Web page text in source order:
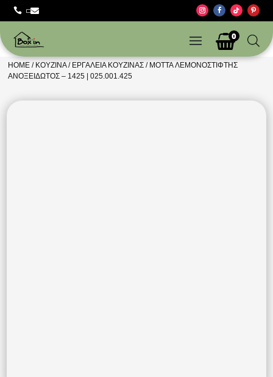
 
0
HOME / ΚΟΥΖΊΝΑ/ ΕΡΓΑΛΕΊΑ ΚΟΥΖΊΝΑΣ / MOTTA ΛΕΜΟΝΟΣΤΙΦΤΗΣ
ΑΝΟΞΕΙΔΩΤΟΣ – 1425 | 025.001.425